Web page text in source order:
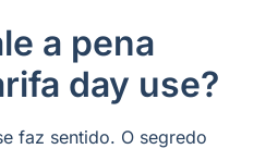
a pena
day use?
faz sentido. O segredo